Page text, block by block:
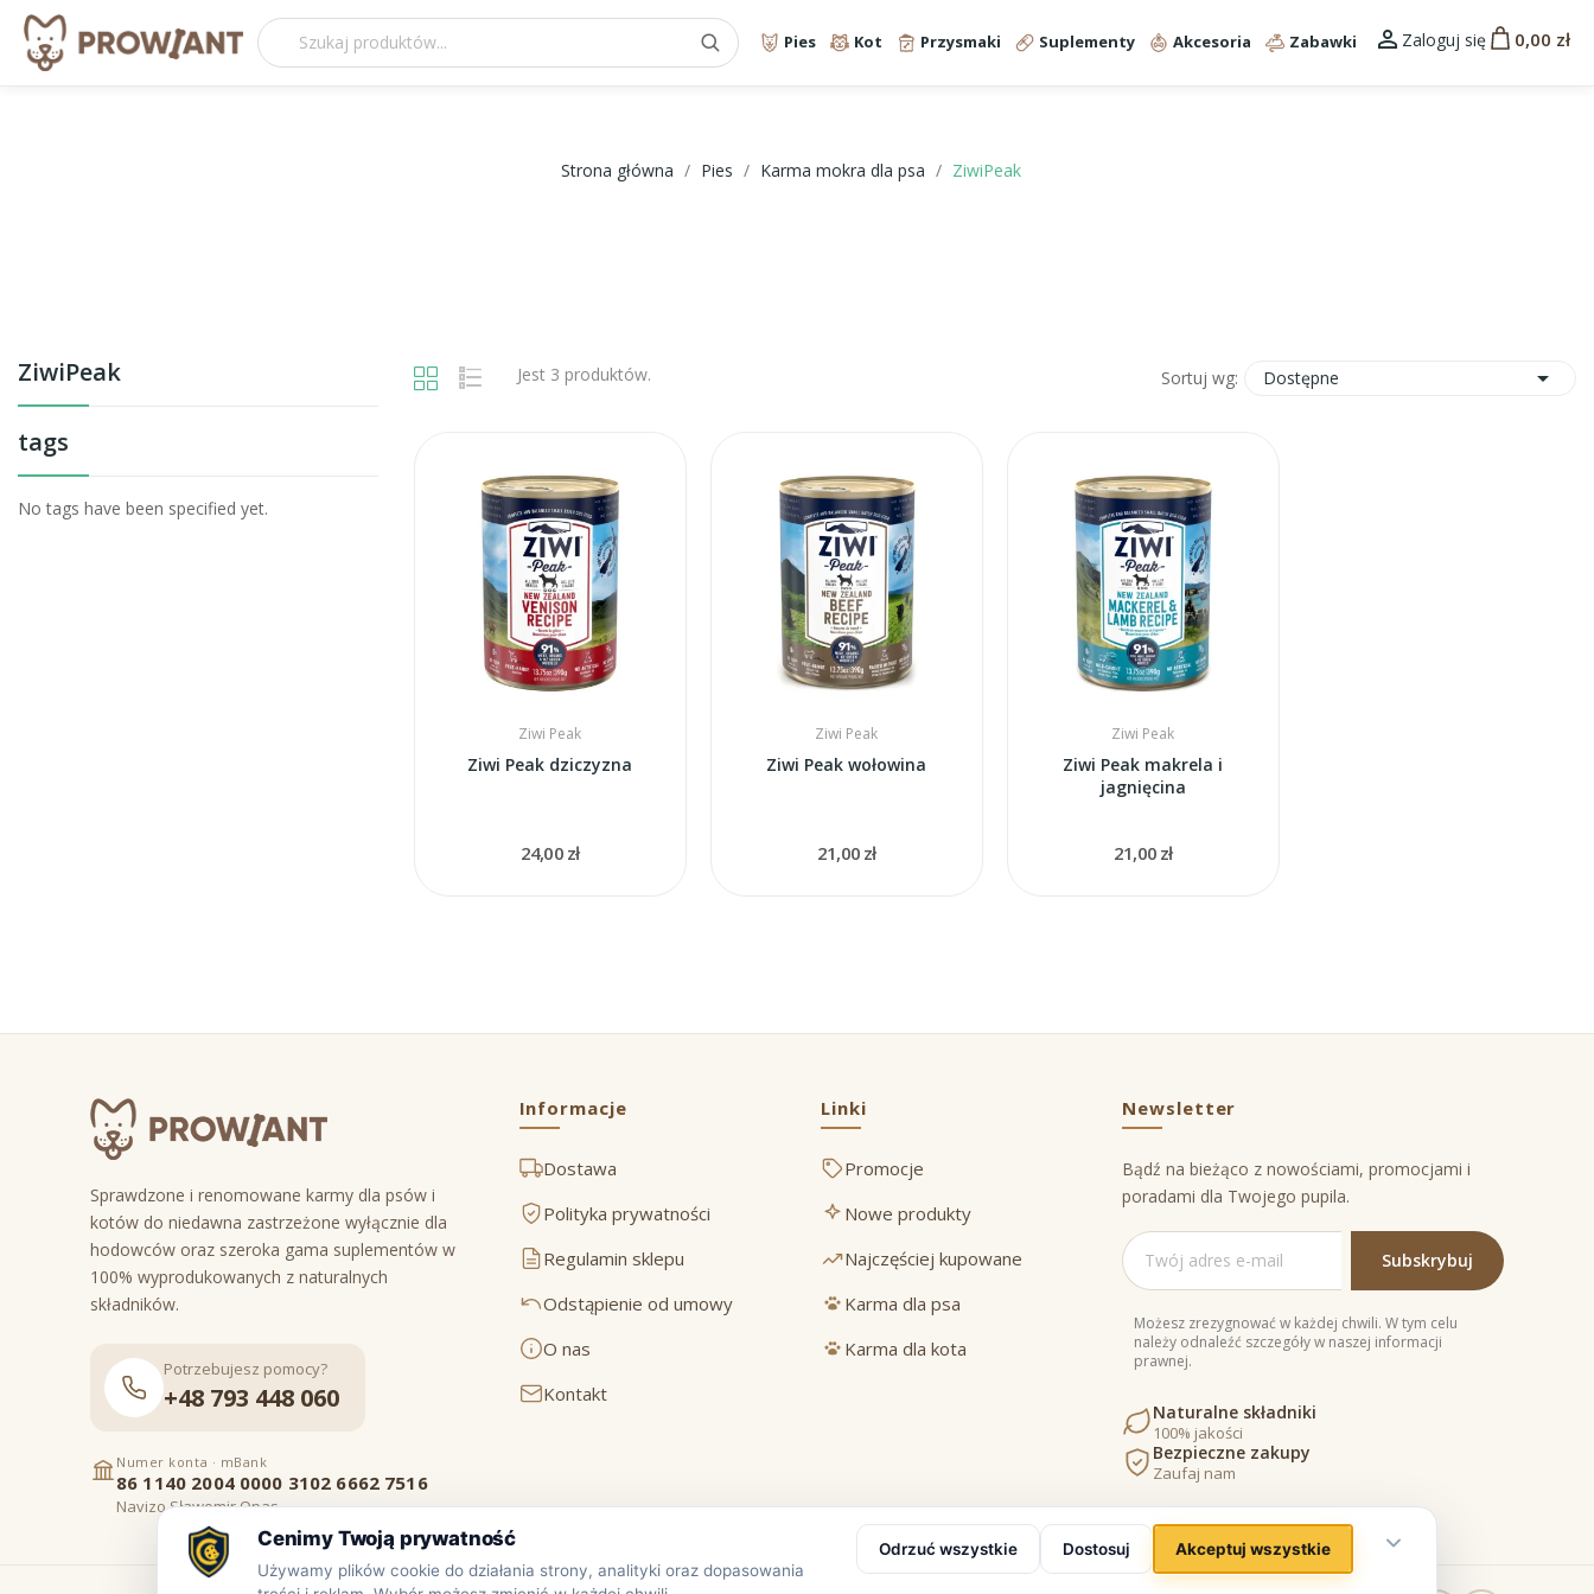
Pies Kot Przysmaki Suplementy Akcesoria Zabawki  Zaloguj się 0,00 zł
Strona główna Pies Karma mokra dla psa ZiwiPeak
ZiwiPeak
tags
No tags have been specified yet.
Jest 3 produktów. Sortuj wg: Dostępne 
Ziwi Peak
Ziwi Peak dziczyzna
24,00 zł
Ziwi Peak
Ziwi Peak wołowina
21,00 zł
Ziwi Peak
Ziwi Peak makrela i
jagnięcina
21,00 zł
Sprawdzone i renomowane karmy dla psów i
kotów do niedawna zastrzeżone wyłącznie dla
hodowców oraz szeroka gama suplementów w
100% wyprodukowanych z naturalnych
składników.
Potrzebujesz pomocy?
+48 793 448 060
Numer konta · mBank
86 1140 2004 0000 3102 6662 7516
Navizo Sławomir Opas
Informacje
Dostawa
Polityka prywatności
Regulamin sklepu
Odstąpienie od umowy
O nas
Kontakt
Linki
Promocje
Nowe produkty
Najczęściej kupowane
Karma dla psa
Karma dla kota
Newsletter
Bądź na bieżąco z nowościami, promocjami i
poradami dla Twojego pupila.
Możesz zrezygnować w każdej chwili. W tym celu
należy odnaleźć szczegóły w naszej informacji
prawnej.
Naturalne składniki
100% jakości
Bezpieczne zakupy
Zaufaj nam